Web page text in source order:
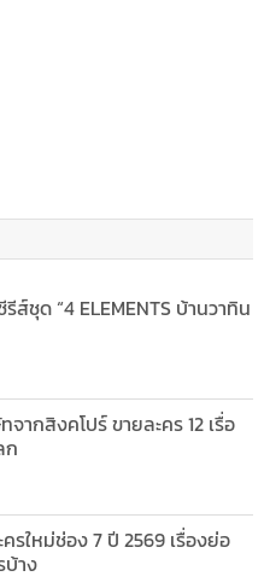
ส์ชุด “4 ELEMENTS บ้านวาทิน
ากสิงคโปร์ ขายละคร 12 เรื่อ
ก
รใหม่ช่อง 7 ปี 2569 เรื่องย่อ
บ้าง